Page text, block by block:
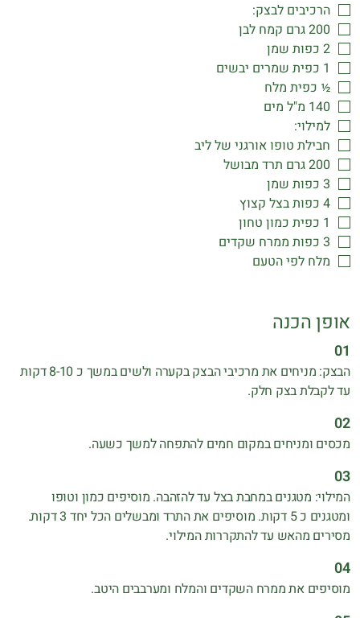
הרכיבים לבצק:
200 גרם קמח לבן
2 כפות שמן
1 כפית שמרים יבשים
½ כפית מלח
140 מ"ל מים
למילוי:
חבילת טופו אורגני של ליב
200 גרם תרד מבושל
3 כפות שמן
4 כפות בצל קצוץ
1 כפית כמון טחון
3 כפות ממרח שקדים
מלח לפי הטעם
אופן הכנה
הבצק: מניחים את מרכיבי הבצק בקערה ולשים במשך כ 8-10 דקות
עד לקבלת בצק חלק.
מכסים ומניחים במקום חמים להתפחה למשך כשעה.
המילוי: מטגנים במחבת בצל עד להזהבה. מוסיפים כמון וטופו
ומטגנים כ 5 דקות. מוסיפים את התרד ומבשלים הכל יחד 3 דקות.
מסירים מהאש עד להתקררות המילוי.
מוסיפים את ממרח השקדים והמלח ומערבבים היטב.